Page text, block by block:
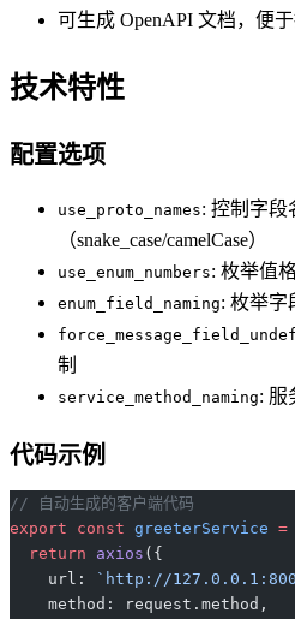
可生成 OpenAPI 文档，便
技术特性
配置选项
use_proto_names: 控制字段
（snake_case/camelCase）
use_enum_numbers: 枚举值
enum_field_naming: 枚举字
制
service_method_naming: 服
代码示例
// 自动生成的客户端代码
export const greeterService =
  return
axios ({
    url:
`http://
    method: request.method,